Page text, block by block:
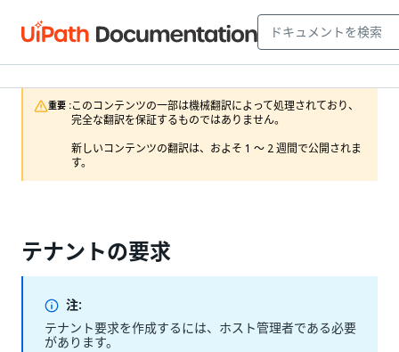
重要 :このコンテンツの一部は機械翻訳によって処理されており、
完全な翻訳を保証するものではありません。
新しいコンテンツの翻訳は、およそ 1 ～ 2 週間で公開されま
す。
テナントの要求
注:
テナント要求を作成するには、ホスト管理者である必要
があります。